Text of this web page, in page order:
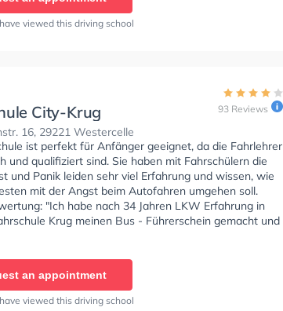
viewed this driving school
City-Krug
16, 29221 Westercelle
93 Reviews
ist perfekt für Anfänger geeignet, da die Fahrlehrer
und qualifiziert sind. Sie haben mit Fahrschülern die
und Panik leiden sehr viel Erfahrung und wissen, wie
mit der Angst beim Autofahren umgehen soll.
"Ich habe nach 34 Jahren LKW Erfahrung in
Krug meinen Bus - Führerschein gemacht und
mich von Anfang an in guten Händen. Das Personal ist
freundlich. Wenn man sich Mühe gibt, wird sich
gegeben - es wird gefordert und gegeben! Ich kann
uneingeschränkt weiter empfehlen. 👍"
an appointment
viewed this driving school